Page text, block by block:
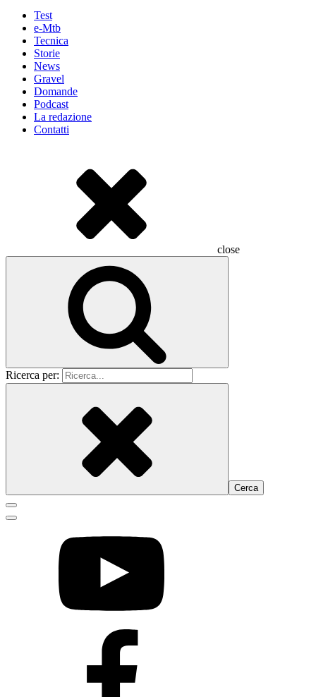
Test
e-Mtb
Tecnica
Storie
News
Gravel
Domande
Podcast
La redazione
Contatti
close
Ricerca per: